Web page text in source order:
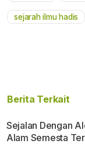
sejarah ilmu hadis
Berita Terkait
Sejalan Dengan
Alam Semesta